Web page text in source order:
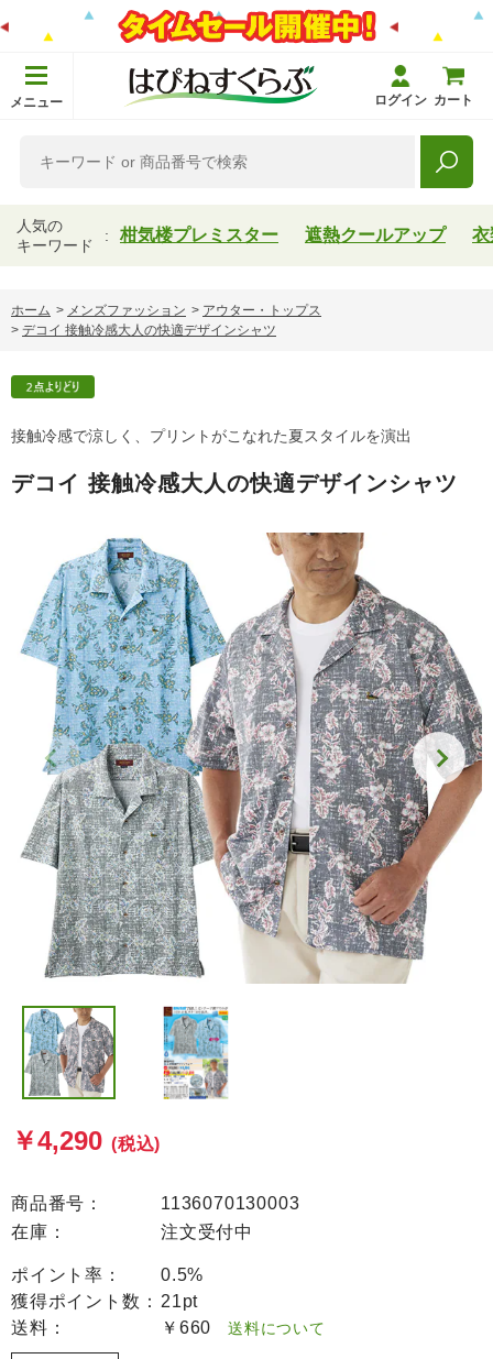
メニュー ログイン カート
人気の
キーワード
柑気楼プレミスター 遮熱クールアップ 衣
ホーム > メンズファッション > アウター・トップス
> デコイ 接触冷感大人の快適デザインシャツ
接触冷感で涼しく、プリントがこなれた夏スタイルを演出
デコイ 接触冷感大人の快適デザインシャツ
￥4,290 (税込)
商品番号：
1136070130003
在庫：
注文受付中
ポイント率：
0.5%
獲得ポイント数： 21pt
送料：
￥660 送料について